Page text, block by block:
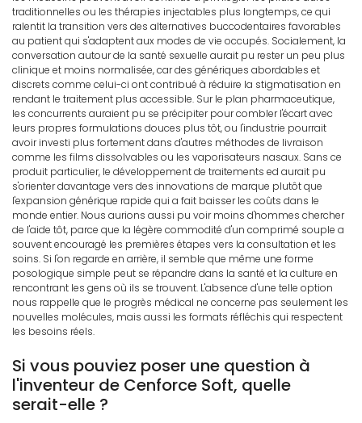
traditionnelles ou les thérapies injectables plus longtemps, ce qui
ralentit la transition vers des alternatives buccodentaires favorables
au patient qui s'adaptent aux modes de vie occupés. Socialement, la
conversation autour de la santé sexuelle aurait pu rester un peu plus
clinique et moins normalisée, car des génériques abordables et
discrets comme celui-ci ont contribué à réduire la stigmatisation en
rendant le traitement plus accessible. Sur le plan pharmaceutique,
les concurrents auraient pu se précipiter pour combler l'écart avec
leurs propres formulations douces plus tôt, ou l'industrie pourrait
avoir investi plus fortement dans d'autres méthodes de livraison
comme les films dissolvables ou les vaporisateurs nasaux. Sans ce
produit particulier, le développement de traitements ed aurait pu
s'orienter davantage vers des innovations de marque plutôt que
l'expansion générique rapide qui a fait baisser les coûts dans le
monde entier. Nous aurions aussi pu voir moins d'hommes chercher
de l'aide tôt, parce que la légère commodité d'un comprimé souple a
souvent encouragé les premières étapes vers la consultation et les
soins. Si l'on regarde en arrière, il semble que même une forme
posologique simple peut se répandre dans la santé et la culture en
rencontrant les gens où ils se trouvent. L'absence d'une telle option
nous rappelle que le progrès médical ne concerne pas seulement les
nouvelles molécules, mais aussi les formats réfléchis qui respectent
les besoins réels.
Si vous pouviez poser une question à
l'inventeur de Cenforce Soft, quelle
serait-elle ?